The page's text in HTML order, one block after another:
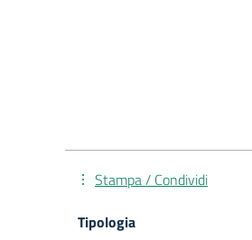
Stampa / Condividi
Tipologia